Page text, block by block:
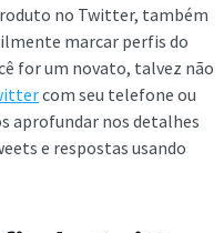
no Twitter, também
marcar perfis do
for um novato, talvez não
com seu telefone ou
aprofundar nos detalhes
e respostas usando